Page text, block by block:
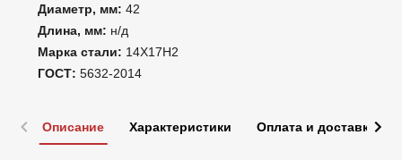
Диаметр, мм: 42
Длина, мм: н/д
Марка стали: 14Х17Н2
ГОСТ: 5632-2014
Описание Характеристики Оплата и доставка